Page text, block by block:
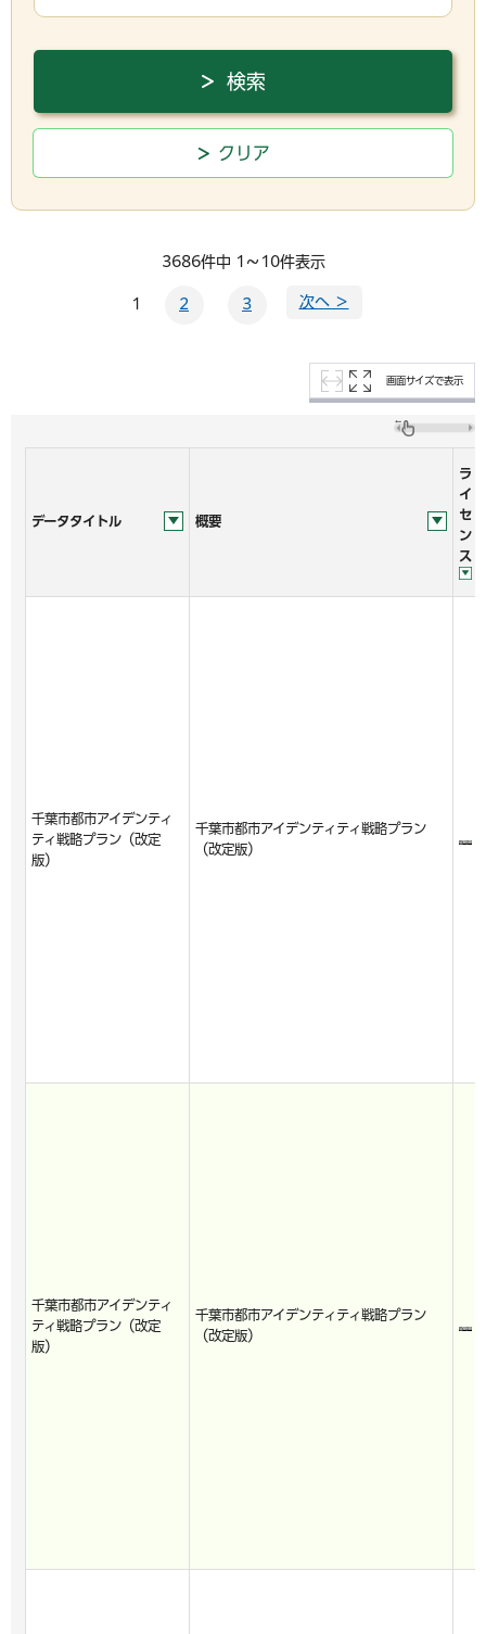
3686件中 1～10件表示
1 2 3 次へ ＞
画面サイズで表示
データタイトル 概要
ラ
イ
セ
ン
ス
千葉市都市アイデンティ
ティ戦略プラン（改定
版）
千葉市都市アイデンティティ戦略プラン
（改定版）
千葉市都市アイデンティ
ティ戦略プラン（改定
版）
千葉市都市アイデンティティ戦略プラン
（改定版）